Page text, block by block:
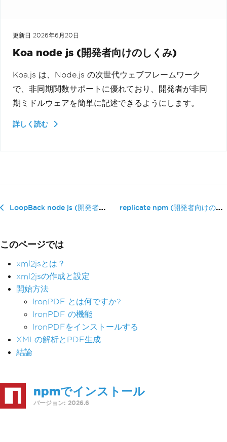
更新日 2026年6月20日
Koa node js (開発者向けのしくみ)
Koa.js は、Node.js の次世代ウェブフレームワーク
で、非同期関数サポートに優れており、開発者が非同
期ミドルウェアを簡単に記述できるようにします。
詳しく読む
LoopBack node js (開発者向けのしくみ) replicate npm (開発者向けの�...
このページでは
xml2jsとは？
xml2jsの作成と設定
開始方法
IronPDF とは何ですか?
IronPDF の機能
IronPDFをインストールする
XMLの解析とPDF生成
結論
npmでインストール
バージョン: 2026.6